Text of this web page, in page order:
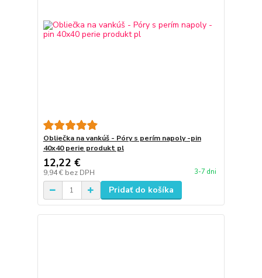
Obliečka na vankúš - Póry s perím napoly -pin
40x40 perie produkt pl
12,22 €
9,94 € bez DPH 3-7 dni
Pridať do košíka